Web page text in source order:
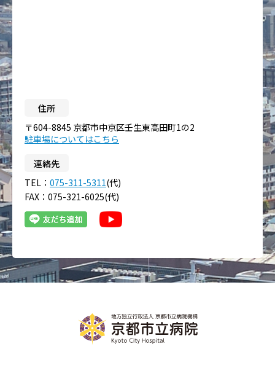
住所
〒604-8845 京都市中京区壬生東高田町1の2
駐車場についてはこちら
連絡先
TEL： 075-311-5311(代)
FAX：075-321-6025(代)